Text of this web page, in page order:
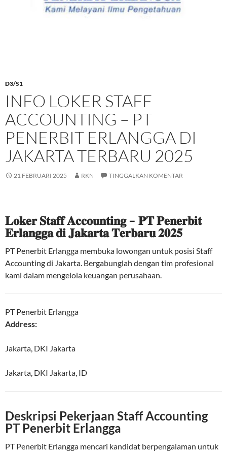
D3/S1
INFO LOKER STAFF
ACCOUNTING – PT
PENERBIT ERLANGGA DI
JAKARTA TERBARU 2025
21 FEBRUARI 2025 RKN TINGGALKAN KOMENTAR
𝐋𝐨𝐤𝐞𝐫 𝐒𝐭𝐚𝐟𝐟 𝐀𝐜𝐜𝐨𝐮𝐧𝐭𝐢𝐧𝐠 – 𝐏𝐓 𝐏𝐞𝐧𝐞𝐫𝐛𝐢𝐭
𝐄𝐫𝐥𝐚𝐧𝐠𝐠𝐚 𝐝𝐢 𝐉𝐚𝐤𝐚𝐫𝐭𝐚 𝐓𝐞𝐫𝐛𝐚𝐫𝐮 𝟐𝟎𝟐𝟓
PT Penerbit Erlangga membuka lowongan untuk posisi Staff
Accounting di Jakarta. Bergabunglah dengan tim profesional
kami dalam mengelola keuangan perusahaan.
PT Penerbit Erlangga
Address:
Jakarta, DKI Jakarta
Jakarta, DKI Jakarta, ID
Deskripsi Pekerjaan Staff Accounting
PT Penerbit Erlangga
PT Penerbit Erlangga mencari kandidat berpengalaman untuk